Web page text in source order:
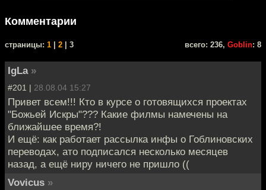
Комментарии
cтраницы: 1 2 | 3 всего: 236, Goblin: 8
IgLa »
#201 | 28.08.04 15:27
Привет всем!!! Кто в курсе о готовящихся проектах
"Божьей Искры"??? Какие филмы намечены на
ближайшее время?!
И ещё: как работает рассылка инфы о Гоблиновских
переводах, ато подписался несколько месяцев
назад, а ещё ниру ничего не пришло ((
Vovicus »